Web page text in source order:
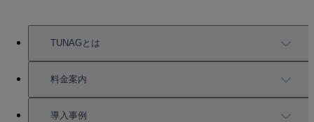
TUNAGとは
TUNAGの特徴
機能一覧
料金案内
料金案内
導入事例